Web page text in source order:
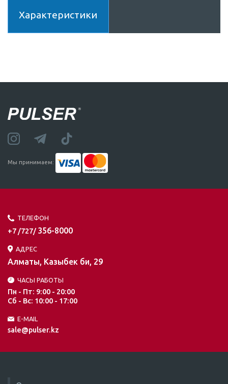
Характеристики
Мы принимаем:
ТЕЛЕФОН
+7 /727/ 356-8000
АДРЕС
Алматы, Казыбек би, 29
ЧАСЫ РАБОТЫ
Пн - Пт: 9:00 - 20:00
Сб - Вс: 10:00 - 17:00
E-MAIL
sale@pulser.kz